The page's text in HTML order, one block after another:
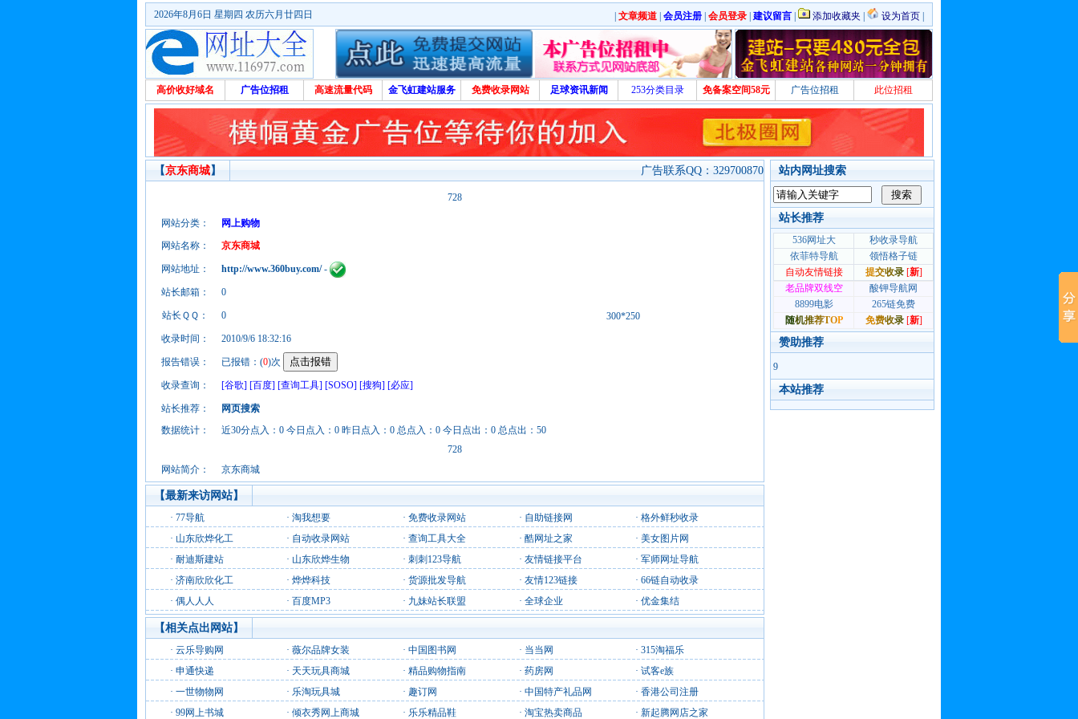
文章频道 会员注册 会员登录 建议留言 添加收藏夹 设为首页
2026年8月6日 星期四 农历六月廿四日
高价收好域名 广告位招租 高速流量代码 金飞虹建站服务 免费收录网站 足球资讯新闻 253分类目录 免备案空间58元 广告位招租 此位招租
站内网址搜索
站长推荐
赞助推荐
9
本站推荐
广告联系QQ：329700870
【京东商城】
728
网站分类： 网上购物
300*250
网站名称： 京东商城
网站地址： http://www.360buy.com/-
站长邮箱： 0
站长ＱＱ： 0
收录时间： 2010/9/6 18:32:16
报告错误： 已报错：(0)次
收录查询： [谷歌] [百度] [查询工具] [SOSO] [搜狗] [必应]
站长推荐：
网页搜索
数据统计：
近30分点入：0 今日点入：0 昨日点入：0 总点入：0 今日点出：0 总点出：50
728
网站简介：
京东商城
【最新来访网站】
· 77导航 · 淘我想要 · 免费收录网站 · 自助链接网 · 格外鲜秒收录
· 山东欣烨化工 · 自动收录网站 · 查询工具大全 · 酷网址之家 · 美女图片网
· 耐迪斯建站 · 山东欣烨生物 · 刺刺123导航 · 友情链接平台 · 军师网址导航
· 济南欣欣化工 · 烨烨科技 · 货源批发导航 · 友情123链接 · 66链自动收录
· 偶人人人 · 百度MP3 · 九妹站长联盟 · 全球企业 · 优金集结
【相关点出网站】
· 云乐导购网 · 薇尔品牌女装 · 中国图书网 · 当当网 · 315淘福乐
· 申通快递 · 天天玩具商城 · 精品购物指南 · 药房网 · 试客e族
· 一世物物网 · 乐淘玩具城 · 趣订网 · 中国特产礼品网 · 香港公司注册
· 99网上书城 · 倾衣秀网上商城 · 乐乐精品鞋 · 淘宝热卖商品 · 新起腾网店之家